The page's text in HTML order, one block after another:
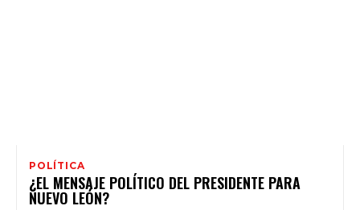
POLÍTICA
¿EL MENSAJE POLÍTICO DEL PRESIDENTE PARA
NUEVO LEÓN?